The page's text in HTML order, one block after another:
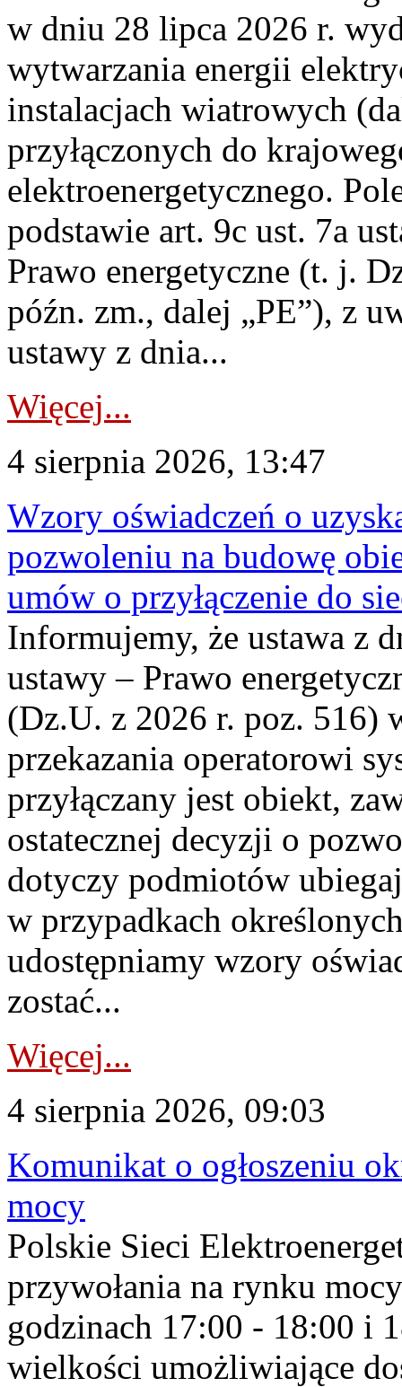
w dniu 28 lipca 2026 r.
wytwarzania energii
instalacjach wiatrowych
przyłączonych do
elektroenergetycznego.
podstawie art. 9c ust. 7a
Prawo energetyczne (t. j.
późn. zm., dalej „PE”), z
ustawy z dnia...
Więcej...
4 sierpnia 2026, 13:47
Wzory oświadczeń o
pozwoleniu na budowę
umów o przyłączenie do
Informujemy, że ustawa z
ustawy – Prawo
(Dz.U. z 2026 r. poz. 516)
przekazania operatorowi
przyłączany jest obiekt,
ostatecznej decyzji o
dotyczy podmiotów
w przypadkach
udostępniamy wzory
zostać...
Więcej...
4 sierpnia 2026, 09:03
Komunikat o ogłoszeniu
mocy
Polskie Sieci
przywołania na rynku
godzinach 17:00 - 18:00 i
wielkości umożliwiające